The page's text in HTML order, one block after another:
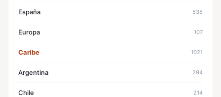
España 535
Europa 107
Caribe 1021
Argentina 294
Chile 214